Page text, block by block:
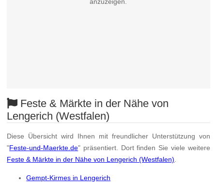
anzuzeigen.
Feste & Märkte in der Nähe von
Lengerich (Westfalen)
Diese Übersicht wird Ihnen mit freundlicher Unterstützung von
"Feste-und-Maerkte.de" präsentiert. Dort finden Sie viele weitere
Feste & Märkte in der Nähe von Lengerich (Westfalen)
Gempt-Kirmes in Lengerich